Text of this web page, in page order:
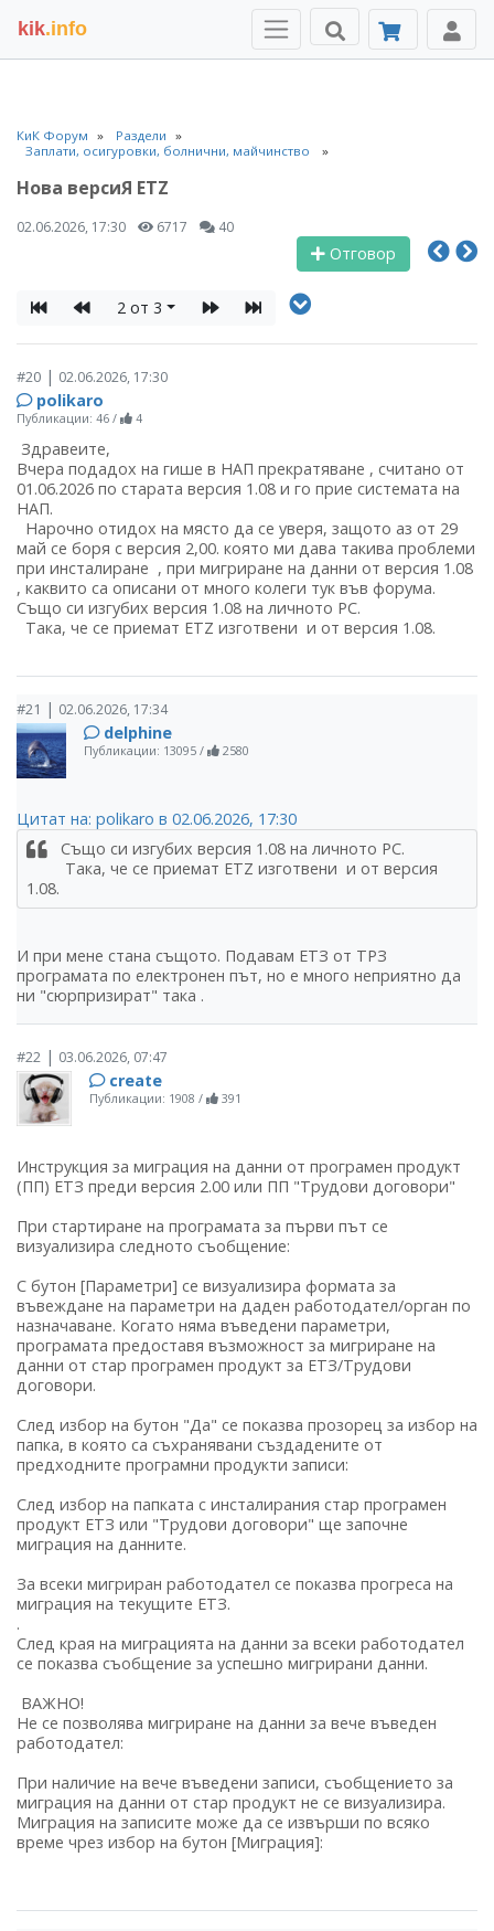
kik.info
КиК Форум
Раздели
Заплати, осигуровки, болнични, майчинство
Нова версиЯ ETZ
02.06.2026, 17:30 6717 40
Отговор
2 от 3
#20 | 02.06.2026, 17:30
polikaro
Публикации: 46 / 4
Здравеите,
Вчера подадох на гише в НАП прекратяване , считано от
01.06.2026 по старата версия 1.08 и го прие системата на
НАП.
Нарочно отидох на място да се уверя, защото аз от 29
май се боря с версия 2,00. която ми дава такива проблеми
при инсталиране , при мигриране на данни от версия 1.08
, каквито са описани от много колеги тук във форума.
Също си изгубих версия 1.08 на личното РС.
Така, че се приемат ЕТZ изготвени и от версия 1.08.
#21 | 02.06.2026, 17:34
delphine
Публикации: 13095 / 2580
Цитат на: polikaro в 02.06.2026, 17:30
Също си изгубих версия 1.08 на личното РС.
Така, че се приемат ЕТZ изготвени и от версия
1.08.
И при мене стана същото. Подавам ЕТЗ от ТРЗ
програмата по електронен път, но е много неприятно да
ни "сюрпризират" така .
#22 | 03.06.2026, 07:47
create
Публикации: 1908 / 391
Инструкция за миграция на данни от програмен продукт
(ПП) ЕТЗ преди версия 2.00 или ПП "Трудови договори"
При стартиране на програмата за първи път се
визуализира следното съобщение:
С бутон [Параметри] се визуализира формата за
въвеждане на параметри на даден работодател/орган по
назначаване. Когато няма въведени параметри,
програмата предоставя възможност за мигриране на
данни от стар програмен продукт за ЕТЗ/Трудови
договори.
След избор на бутон "Да" се показва прозорец за избор на
папка, в която са съхранявани създадените от
предходните програмни продукти записи:
След избор на папката с инсталирания стар програмен
продукт ЕТЗ или "Трудови договори" ще започне
миграция на данните.
За всеки мигриран работодател се показва прогреса на
миграция на текущите ЕТЗ.
.
След края на миграцията на данни за всеки работодател
се показва съобщение за успешно мигрирани данни.
ВАЖНО!
Не се позволява мигриране на данни за вече въведен
работодател:
При наличие на вече въведени записи, съобщението за
миграция на данни от стар продукт не се визуализира.
Миграция на записите може да се извърши по всяко
време чрез избор на бутон [Миграция]: